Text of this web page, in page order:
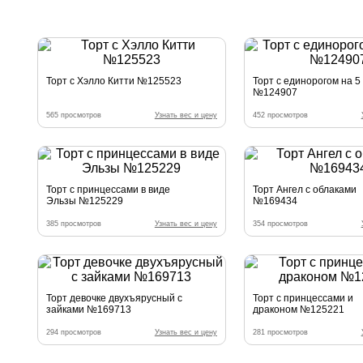
Торт с Хэлло Китти №125523
565 просмотров Узнать вес и цену
Торт с единорогом на 5
№124907
452 просмотров
Торт с принцессами в виде
Эльзы №125229
385 просмотров Узнать вес и цену
Торт Ангел с облаками
№169434
354 просмотров
Торт девочке двухъярусный с
зайками №169713
294 просмотров Узнать вес и цену
Торт с принцессами и
драконом №125221
281 просмотров